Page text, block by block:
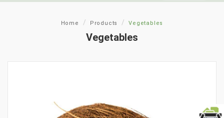
Home Products Vegetables
Vegetables